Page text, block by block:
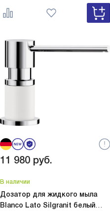
Lato черный матовый 525789
11 980 руб.
В наличии
Дозатор для жидкого мыла
Blanco Lato Silgranit белый